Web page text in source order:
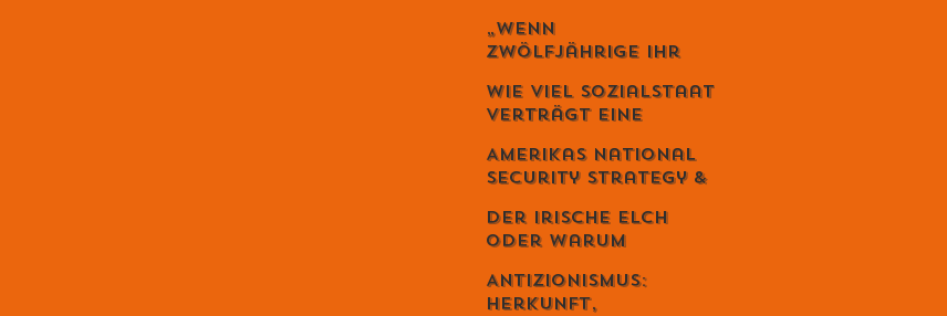
„Wenn
Zwölfjährige ihr
Iran-Aktivist
Sebastian Di
Benedetto über
Revolution,
Massaker und das
Schweigen des
Westens
Wie viel Sozialstaat
verträgt eine
Amerikas National
Security Strategy &
Weckruf oder
Kriegserklärung?
Der irische Elch
oder warum
gefährlich ist...
Antizionismus:
Herkunft,